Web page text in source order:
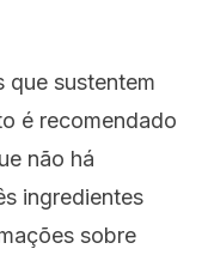
que sustentem
é recomendado
não há
ingredientes
sobre